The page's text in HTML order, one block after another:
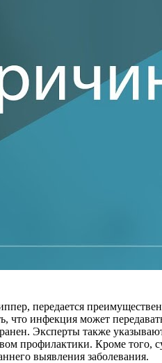
передается
что инфекция может
Эксперты также
профилактики. Кроме того,
выявления заболевания.